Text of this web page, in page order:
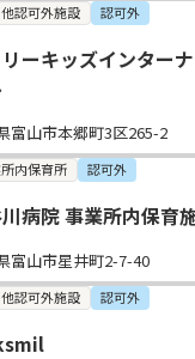
認可外施設 認可外
ーキッズインター
富山市本郷町3区265-2
内保育所 認可外
病院 事業所内保育
富山市星井町2-7-40
認可外施設 認可外